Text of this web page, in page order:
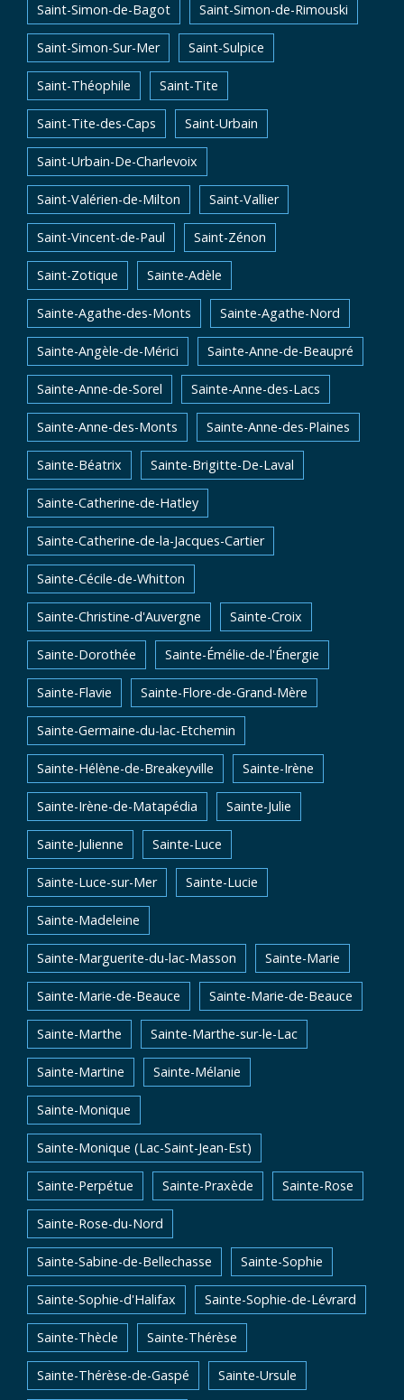
Saint-Simon-de-Bagot Saint-Simon-de-Rimouski
Saint-Simon-Sur-Mer Saint-Sulpice
Saint-Théophile Saint-Tite
Saint-Tite-des-Caps Saint-Urbain
Saint-Urbain-De-Charlevoix
Saint-Valérien-de-Milton Saint-Vallier
Saint-Vincent-de-Paul Saint-Zénon
Saint-Zotique Sainte-Adèle
Sainte-Agathe-des-Monts Sainte-Agathe-Nord
Sainte-Angèle-de-Mérici Sainte-Anne-de-Beaupré
Sainte-Anne-de-Sorel Sainte-Anne-des-Lacs
Sainte-Anne-des-Monts Sainte-Anne-des-Plaines
Sainte-Béatrix Sainte-Brigitte-De-Laval
Sainte-Catherine-de-Hatley
Sainte-Catherine-de-la-Jacques-Cartier
Sainte-Cécile-de-Whitton
Sainte-Christine-d'Auvergne Sainte-Croix
Sainte-Dorothée Sainte-Émélie-de-l'Énergie
Sainte-Flavie Sainte-Flore-de-Grand-Mère
Sainte-Germaine-du-lac-Etchemin
Sainte-Hélène-de-Breakeyville Sainte-Irène
Sainte-Irène-de-Matapédia Sainte-Julie
Sainte-Julienne Sainte-Luce
Sainte-Luce-sur-Mer Sainte-Lucie
Sainte-Madeleine
Sainte-Marguerite-du-lac-Masson Sainte-Marie
Sainte-Marie-de-Beauce Sainte-Marie-de-Beauce
Sainte-Marthe Sainte-Marthe-sur-le-Lac
Sainte-Martine Sainte-Mélanie
Sainte-Monique
Sainte-Monique (Lac-Saint-Jean-Est)
Sainte-Perpétue Sainte-Praxède Sainte-Rose
Sainte-Rose-du-Nord
Sainte-Sabine-de-Bellechasse Sainte-Sophie
Sainte-Sophie-d'Halifax Sainte-Sophie-de-Lévrard
Sainte-Thècle Sainte-Thérèse
Sainte-Thérèse-de-Gaspé Sainte-Ursule